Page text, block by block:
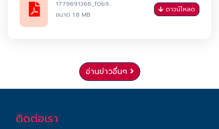
1779691366_f0b9...
ขนาด 1.8 MB
ดาวน์โหลด
อ่านข่าวอื่นๆ
ติดต่อเรา